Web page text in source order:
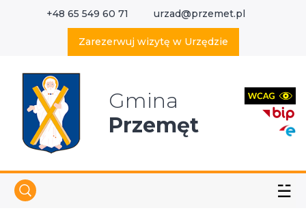
+48 65 549 60 71 urzad@przemet.pl
Zarezerwuj wizytę w Urzędzie
Gmina
Przemęt
☱
Wyszukaj w serwisie